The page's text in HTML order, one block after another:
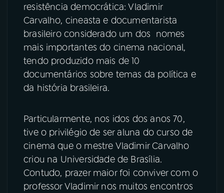
resistência democrática: Vladimir
Carvalho, cineasta e documentarista
brasileiro considerado um dos nomes
mais importantes do cinema nacional,
tendo produzido mais de 10
documentários sobre temas da política e
da história brasileira.
Particularmente, nos idos dos anos 70,
tive o privilégio de ser aluna do curso de
cinema que o mestre Vladimir Carvalho
criou na Universidade de Brasília.
Contudo, prazer maior foi conviver com o
professor Vladimir nos muitos encontros